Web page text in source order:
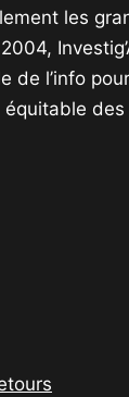
les
de l’info
des